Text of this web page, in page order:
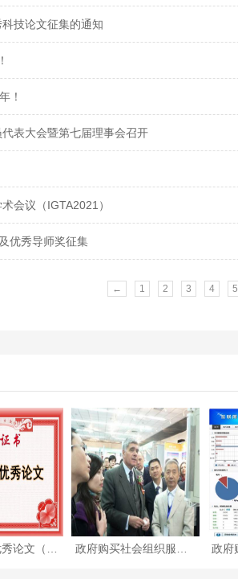
技论文征集的通知
！
表大会暨第七届理事会召开
会议（IGTA2021）
优秀导师奖征集
← 1 2 3 4 5
IGTA2016优秀论文（附全文） 政府购买社会组织服务项目—住宅小区人脸识别